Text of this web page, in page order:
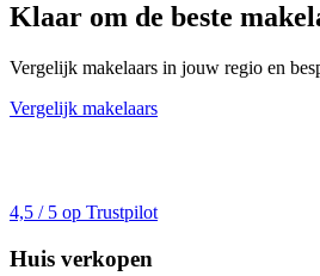
Klaar om de beste
Vergelijk makelaars in jouw regio en
Vergelijk makelaars
4,5 / 5 op Trustpilot
Huis verkopen